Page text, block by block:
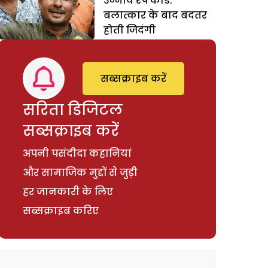
बलात्कार के बाद बदतर
होती जिदंगी
सरिता डिजिटल
सब्सक्राइब करें
अपनी पसंदीदा कहानियां
और सामाजिक मुद्दों से जुड़ी
हर जानकारी के लिए
सब्सक्राइब करिए
सब्सक्राइब करें